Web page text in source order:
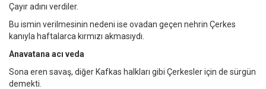
Çayır adını verdiler.
Bu ismin verilmesinin nedeni ise ovadan geçen nehrin Çerkes
kanıyla haftalarca kırmızı akmasıydı.
Anavatana acı veda
Sona eren savaş, diğer Kafkas halkları gibi Çerkesler için de sürgün
demekti.